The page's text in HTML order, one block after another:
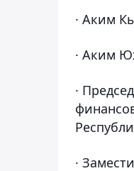
· Аким
· Аким
·
·